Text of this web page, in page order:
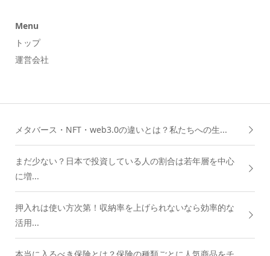
Menu
トップ
運営会社
メタバース・NFT・web3.0の違いとは？私たちへの生...
まだ少ない？日本で投資している人の割合は若年層を中心
に増...
押入れは使い方次第！収納率を上げられないなら効率的な
活用...